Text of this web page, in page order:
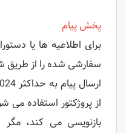
پخش پیام
برای اطلاعیه ها یا
سفارشی شده را از
از پروژکتور استفاده می
بازنویسی می کند، مگر